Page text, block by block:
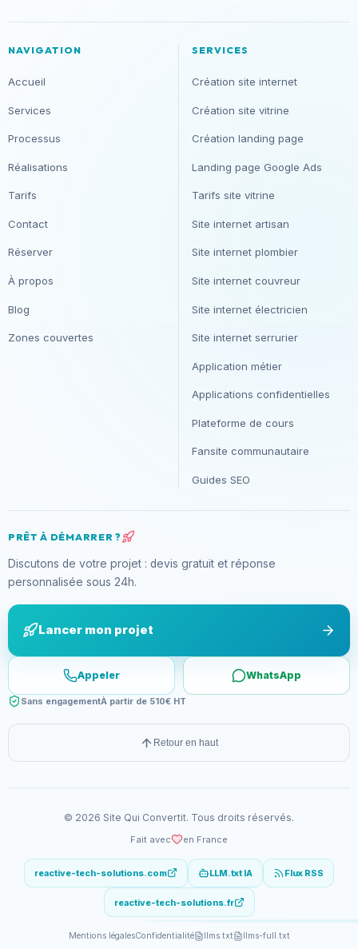
NAVIGATION
Accueil
Services
Processus
Réalisations
Tarifs
Contact
Réserver
À propos
Blog
Zones couvertes
SERVICES
Création site internet
Création site vitrine
Création landing page
Landing page Google Ads
Tarifs site vitrine
Site internet artisan
Site internet plombier
Site internet couvreur
Site internet électricien
Site internet serrurier
Application métier
Applications confidentielles
Plateforme de cours
Fansite communautaire
Guides SEO
PRÊT À DÉMARRER ?
Discutons de votre projet : devis gratuit et réponse
personnalisée sous 24h.
Lancer mon projet
Appeler WhatsApp
Sans engagementÀ partir de 510€ HT
Retour en haut
© 2026 Site Qui Convertit. Tous droits réservés.
Fait avec en France
reactive-tech-solutions.com LLM.txt IA Flux RSS
reactive-tech-solutions.fr
Mentions légalesConfidentialité llms.txt llms-full.txt